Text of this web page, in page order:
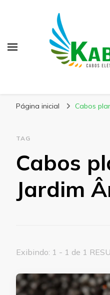
Página inicial Cabos
TAG
Cabos
Jardim
Exibindo: 1 - 1 de 1